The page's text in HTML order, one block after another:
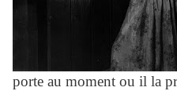
porte au moment ou il la